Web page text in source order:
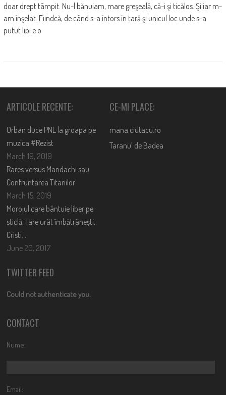
doar drept tâmpit. Nu-l bănuiam, mare greşeală, că-i şi ticălos. Şi iar m-
am înşelat. Fiindcă, de când s-a întors în ţară şi unicul loc unde s-a
putut lipi e o
ARTICOLE RECENTE:
Orban duce PNL la groapa pe
muzica #Rezist
March 19, 2019
Rares versus Mandachi sau
Confruntarea Titanilor
March 15, 2019
Moroiul care bântuie liber pe
sticlă. Tare urât îmbătrânești,
Cristi….
June 20, 2017
CE-MI PLACE:
mana.ciutacu.ro
Taranu’ de Badea
TWITTER FEED
Could not authenticate you.
CONTACT
Nume:
Email: